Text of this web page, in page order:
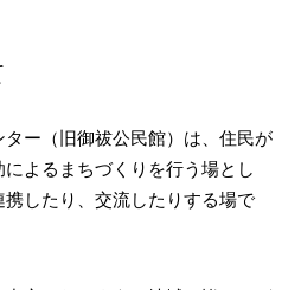
ー（旧御祓公民館）は、住民が
よるまちづくりを行う場とし
したり、交流したりする場で